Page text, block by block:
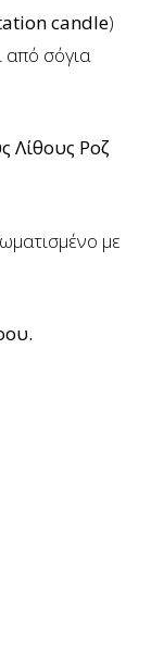
candle)
από σόγια
Λίθους Ροζ
με